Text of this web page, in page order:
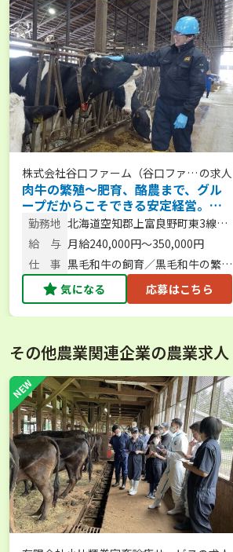
株式会社谷口ファーム（谷口ファー
ムグループ）
の求人
肉牛の繁殖～肥育、酪農まで、グル
ープだからこそできる安定経営。こ
こだけのブランド牛を育てていま
す。月8休でプライベートも充実。
【安心して働ける制度/人気のふらの
エリアでのお仕事/転居費用支援】
勤務地 北海道空知郡上富良野町東3線北
24号
給 与 月給240,000円～350,000円
仕 事 黒毛和牛の飼育／黒毛和牛の繁
殖・子牛の育成／搾乳牛の飼養管
理
気になる 応募はこちら
その他農業関連企業の農業求人